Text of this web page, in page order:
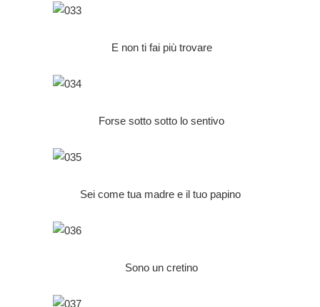
E non ti fai più trovare
Forse sotto sotto lo sentivo
Sei come tua madre e il tuo papino
Sono un cretino